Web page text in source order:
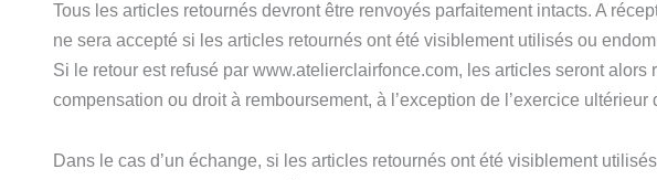
Tous les articles retournés devront être renvoyés parfaitement intacts. A
ne sera accepté si les articles retournés ont été visiblement utilisés ou
Si le retour est refusé par www.atelierclairfonce.com, les articles seront
compensation ou droit à remboursement, à l’exception de l’exercice
Dans le cas d’un échange, si les articles retournés ont été visiblement